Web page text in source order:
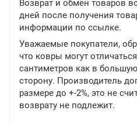
Возврат и обмен товаров
дней после получения
информации по ссылке.
Уважаемые покупатели,
что ковры могут
сантиметров как в
сторону. Производитель
размере до +-2%, это не
возврату не подлежит.